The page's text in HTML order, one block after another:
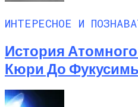
ИНТЕРЕСНОЕ И
История
Кюри До